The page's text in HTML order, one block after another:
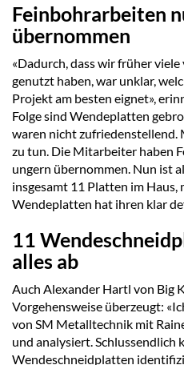
Feinbohrarbeiten
übernommen
«Dadurch, dass wir früher
genutzt haben, war unklar,
Projekt am besten eignet»,
Folge sind Wendeplatten
waren nicht zufriedenstellend.
zu tun. Die Mitarbeiter haben
ungern übernommen. Nun ist
insgesamt 11 Platten im Haus,
Wendeplatten hat ihren klar
11
alles ab
Auch Alexander Hartl von Big
Vorgehensweise überzeugt:
von SM Metalltechnik mit
und analysiert. Schlussendlich
Wendeschneidplatten